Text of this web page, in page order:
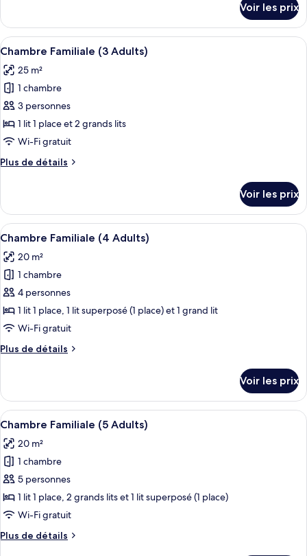
le
type
de
Chambre
Double
Voir les prix
Afficher
toutes
les
photos
pour
ce
type
chambre :
(3
Adults)
Une chambre à coucher avec un lit,
5
Chambre Familiale (3 Adults)
25 m²
1 chambre
3 personnes
1 lit 1 place et 2 grands lits
Wi-Fi gratuit
Plus de détails
Plus
le
type
de
Chambre
Familiale
(3
Adults)
Voir les prix
Afficher
toutes
les
photos
pour
ce
type
chambre :
(4
Adults)
Une chambre avec deux lits en bois,
5
Chambre Familiale (4 Adults)
20 m²
1 chambre
4 personnes
1 lit 1 place, 1 lit superposé (1 place) et 1 grand lit
Wi-Fi gratuit
Plus de détails
Plus
le
type
de
Chambre
Familiale
(4
Adults)
Voir les prix
Afficher
toutes
les
photos
pour
ce
type
chambre :
Une chambre avec deux lits
6
Chambre Familiale (5 Adults)
20 m²
1 chambre
5 personnes
1 lit 1 place, 2 grands lits et 1 lit superposé (1 place)
Wi-Fi gratuit
Plus de détails
Plus